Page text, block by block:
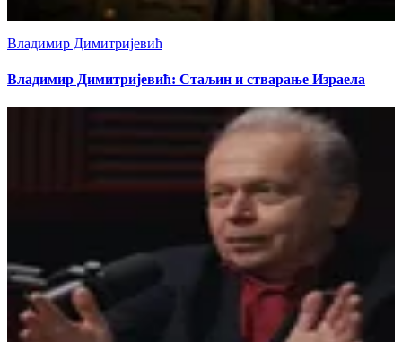
Владимир Димитријевић
Владимир Димитријевић: Стаљин и стварање Израела